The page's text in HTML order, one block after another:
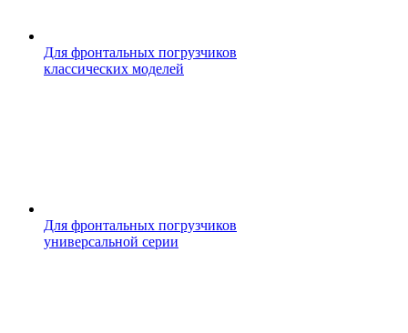
Для фронтальных погрузчиков
классических моделей
Для фронтальных погрузчиков
универсальной серии